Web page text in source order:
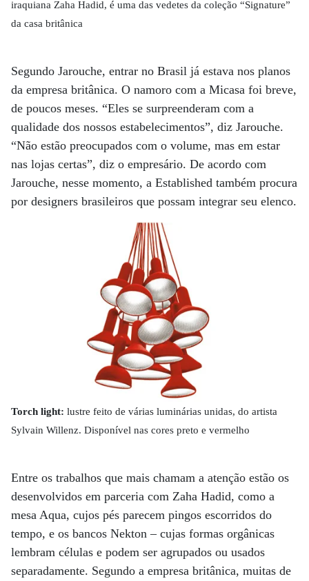
iraquiana Zaha Hadid, é uma das vedetes da coleção “Signature”
da casa britânica
Segundo Jarouche, entrar no Brasil já estava nos planos
da empresa britânica. O namoro com a Micasa foi breve,
de poucos meses. “Eles se surpreenderam com a
qualidade dos nossos estabelecimentos”, diz Jarouche.
“Não estão preocupados com o volume, mas em estar
nas lojas certas”, diz o empresário. De acordo com
Jarouche, nesse momento, a Established também procura
por designers brasileiros que possam integrar seu elenco.
Torch light: lustre feito de várias luminárias unidas, do artista
Sylvain Willenz. Disponível nas cores preto e vermelho
Entre os trabalhos que mais chamam a atenção estão os
desenvolvidos em parceria com Zaha Hadid, como a
mesa Aqua, cujos pés parecem pingos escorridos do
tempo, e os bancos Nekton – cujas formas orgânicas
lembram células e podem ser agrupados ou usados
separadamente. Segundo a empresa britânica, muitas de